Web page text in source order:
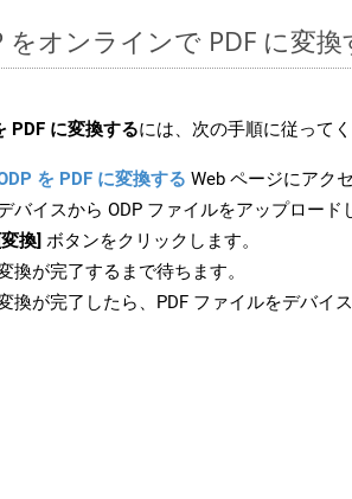
をオンラインで PDF に変
PDF に変換するには、次の手順に従って
を PDF に変換する Web ページにアク
バイスから ODP ファイルをアップロード
[変換] ボタンをクリックします。
換が完了するまで待ちます。
換が完了したら、PDF ファイルをデバイ